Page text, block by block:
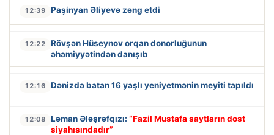
12:39 Paşinyan Əliyevə zəng etdi
12:22
Rövşən Hüseynov orqan donorluğunun
əhəmiyyətindən danışıb
12:16 Dənizdə batan 16 yaşlı yeniyetmənin meyiti tapıldı
12:08 Ləman Ələşrəfqızı: “Fazil Mustafa saytların dost
siyahısındadır”